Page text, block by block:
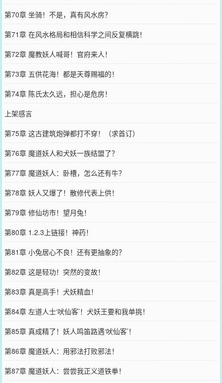
第70章 坐骑！不是，真有风水房？
第71章 在风水格局和相信科学之间反复横跳！
第72章 魔教妖人喊哥！官府来人！
第73章 五供花海！都是天尊赐福的！
第74章 陈氏太久远，担心是危房！
上架感言
第75章 这古建筑炮弹都打不穿！（求首订）
第76章 魔道妖人和犬妖一族结盟了？
第77章 魔道妖人：卧槽，怎么还有牛？
第78章 妖人又爆了！散修代表上供！
第79章 修仙坊市！望月兔！
第80章 1.2.3上链接！神药！
第81章 小兔居心不良！还有更抽象的？
第82章 这是轻功！突然的变故！
第83章 真是高手！犬妖精血！
第84章 左道人士‘吠仙客’！犬妖王要和我单挑！
第85章 真成精了！妖人鸣笛路遇‘吠仙客’！
第86章 魔道妖人：用邪法打败邪法！
第87章 魔道妖人：尝尝我正义道铁拳！